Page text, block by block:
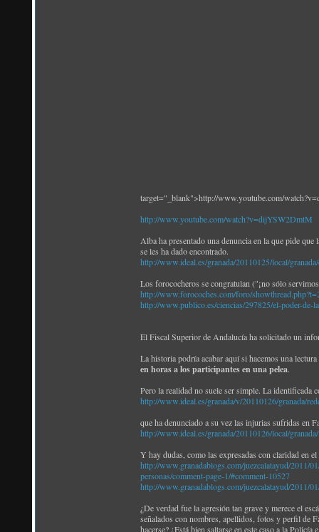
target="_blank">http://www.youtube.com/
http://www.youtube.com/watch?v=dijYSW2DmtM
Alba ha presentado una denuncia en la que pide
se les ha dado encontrado.
http://www.ideal.es/granada/20110125/local/
Los forococheros se congratulan ("¡no sólo
http://www.forocoches.com/foro/
http://www.publico.es/ciencias/297825/el-poder-de-
El Fiscal Superior de Andalucía ha solicitado un
La historia podría acabar aquí si hacemos una
en horas a los participantes en una pelea.
Pero la realidad no suele ser simple. La identificada
http://www.ideal.es/granada/v/20110126/granada/
que ha denunciado a su vez las injurias sufridas en
http://www.ideal.es/granada/20110126/local/
Y hay dudas, como las expresadas con claridad en
http://www.granadablogs.com/juezcalatayud/2011/
personas/comment-page-1/#comment-10527
http://www.granadablogs.com/juezcalatayud/2011/
¿De verdad fue la agresión tan grave y merece el
señalados con nombres, apellidos, fotos y perfil de
hacerse? ¿Está bien saltarse en este caso a la